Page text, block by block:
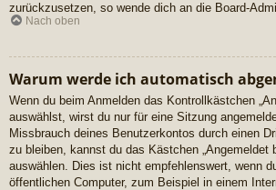
zurückzusetzen, so wende dich an die Board-
Nach oben
Warum werde ich automatisch
Wenn du beim Anmelden das Kontrollkästchen
auswählst, wirst du nur für eine Sitzung
Missbrauch deines Benutzerkontos durch einen
zu bleiben, kannst du das Kästchen „Angemeldet
auswählen. Dies ist nicht empfehlenswert, wenn
öffentlichen Computer, zum Beispiel in einem